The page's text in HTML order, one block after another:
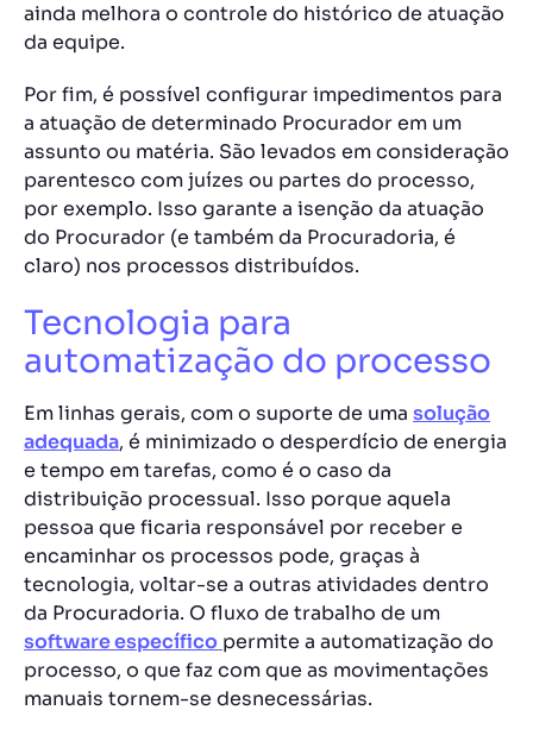
ainda melhora o controle do histórico de atuação
da equipe.
Por fim, é possível configurar impedimentos para
a atuação de determinado Procurador em um
assunto ou matéria. São levados em consideração
parentesco com juízes ou partes do processo,
por exemplo. Isso garante a isenção da atuação
do Procurador (e também da Procuradoria, é
claro) nos processos distribuídos.
Tecnologia para
automatização do processo
Em linhas gerais, com o suporte de uma solução
adequada, é minimizado o desperdício de energia
e tempo em tarefas, como é o caso da
distribuição processual. Isso porque aquela
pessoa que ficaria responsável por receber e
encaminhar os processos pode, graças à
tecnologia, voltar-se a outras atividades dentro
da Procuradoria. O fluxo de trabalho de um
software específico permite a automatização do
processo, o que faz com que as movimentações
manuais tornem-se desnecessárias.